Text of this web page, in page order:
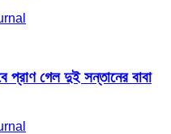
প্রাণ গেল দুই সন্তানের বাবা